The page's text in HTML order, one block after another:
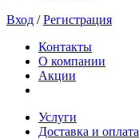
Вход /Регистрация
Контакты
О компании
Акции
Услуги
Доставка и оплата